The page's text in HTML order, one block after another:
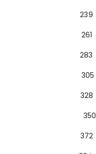
239
261
283
305
328
350
372